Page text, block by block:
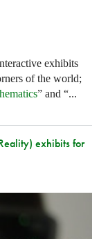
exhibits
of the world;
” and “...
exhibits for